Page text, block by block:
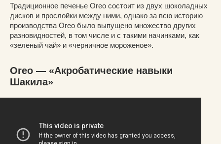
Традиционное печенье Oreo состоит из двух шоколадных
дисков и прослойки между ними, однако за всю историю
производства Oreo было выпущено множество других
разновидностей, в том числе и с такими начинками, как
«зеленый чай» и «черничное мороженое».
Oreo — «Акробатические навыки
Шакила»